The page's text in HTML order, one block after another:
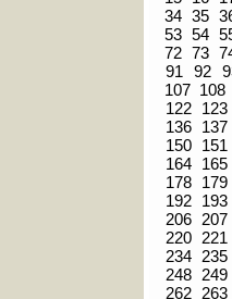
34 35
53 54
72 73
91
92
107 108
122
123
136
137
150
151
164
165
178
179
192
193
206 207
220
221
234
235
248
249
262
263